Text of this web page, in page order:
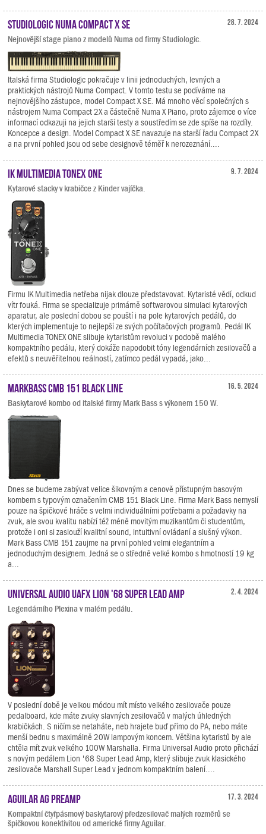
28. 7. 2024
Studiologic Numa Compact X SE
Nejnovější stage piano z modelů Numa od firmy Studiologic.
Italská firma Studiologic pokračuje v linii jednoduchých, levných a
praktických nástrojů Numa Compact. V tomto testu se podíváme na
nejnovějšího zástupce, model Compact X SE. Má mnoho věcí společných s
nástrojem Numa Compact 2X a částečně Numa X Piano, proto zájemce o více
informací odkazuji na jejich starší testy a soustředím se zde spíše na rozdíly.
Koncepce a design. Model Compact X SE navazuje na starší řadu Compact 2X
a na první pohled jsou od sebe designově téměř k nerozeznání....
9. 7. 2024
IK Multimedia TONEX ONE
Kytarové stacky v krabičce z Kinder vajíčka.
Firmu IK Multimedia netřeba nijak dlouze představovat. Kytaristé vědí, odkud
vítr fouká. Firma se specializuje primárně softwarovou simulaci kytarových
aparatur, ale poslední dobou se pouští i na pole kytarových pedálů, do
kterých implementuje to nejlepší ze svých počítačových programů. Pedál IK
Multimedia TONEX ONE slibuje kytaristům revoluci v podobě malého
kompaktního pedálu, který dokáže napodobit tóny legendárních zesilovačů a
efektů s neuvěřitelnou reálností, zatímco pedál vypadá, jako...
16. 5. 2024
Markbass CMB 151 Black Line
Baskytarové kombo od italské firmy Mark Bass s výkonem 150 W.
Dnes se budeme zabývat velice šikovným a cenově přístupným basovým
kombem s typovým označením CMB 151 Black Line. Firma Mark Bass nemyslí
pouze na špičkové hráče s velmi individuálními potřebami a požadavky na
zvuk, ale svou kvalitu nabízí též méně movitým muzikantům či studentům,
protože i oni si zaslouží kvalitní sound, intuitivní ovládaní a slušný výkon.
Mark Bass CMB 151 zaujme na první pohled velmi elegantním a
jednoduchým designem. Jedná se o středně velké kombo s hmotností 19 kg
a...
2. 4. 2024
Universal Audio UAFX Lion '68 Super Lead Amp
Legendárního Plexina v malém pedálu.
V poslední době je velkou módou mít místo velkého zesilovače pouze
pedalboard, kde máte zvuky slavných zesilovačů v malých úhledných
krabičkách. S ničím se netaháte, neb hrajete buď přímo do PA, nebo máte
menší bednu s maximálně 20W lampovým koncem. Většina kytaristů by ale
chtěla mít zvuk velkého 100W Marshalla. Firma Universal Audio proto přichází
s novým pedálem Lion '68 Super Lead Amp, který slibuje zvuk klasického
zesilovače Marshall Super Lead v jednom kompaktním balení....
17. 3. 2024
Aguilar AG Preamp
Kompaktní čtyřpásmový baskytarový předzesilovač malých rozměrů se
špičkovou konektivitou od americké firmy Aguilar.